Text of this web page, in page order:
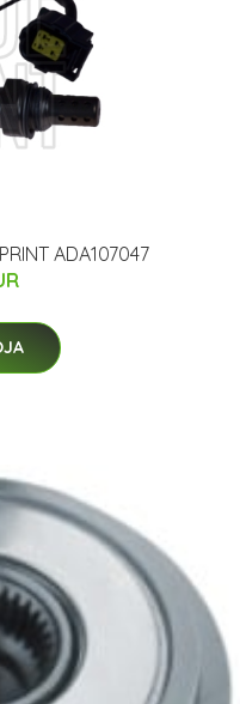
ADA107047